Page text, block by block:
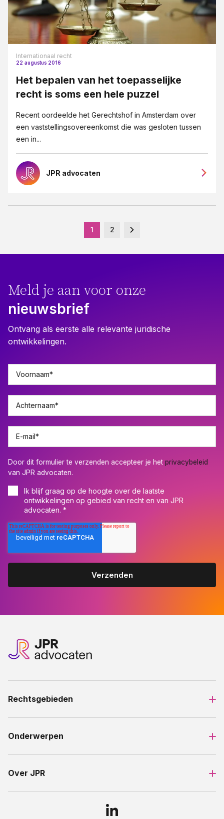
Internationaal recht
22 augustus 2016
Het bepalen van het toepasselijke
recht is soms een hele puzzel
Recent oordeelde het Gerechtshof in Amsterdam over
een vaststellingsovereenkomst die was gesloten tussen
een in...
JPR advocaten
1 2
Meld je aan voor onze
nieuwsbrief
Ontvang als eerste alle relevante juridische
ontwikkelingen.
Voornaam*
Achternaam*
E-mail*
Door dit formulier te verzenden accepteer je het privacybeleid
van JPR advocaten.
Ik blijf graag op de hoogte over de laatste
ontwikkelingen op gebied van recht en van JPR
advocaten. *
Rechtsgebieden
Onderwerpen
Over JPR